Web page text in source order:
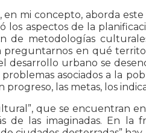
en mi concepto, aborda
los aspectos de la
de metodologías
preguntarnos en qué
desarrollo urbano se
asociados a la
las metas, los
que se encuentran
de las imaginadas. En la